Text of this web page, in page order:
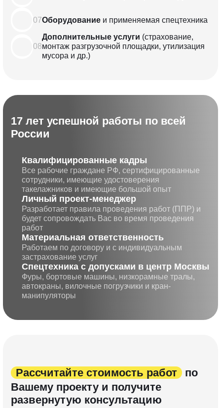
07Оборудование и применяемая спецтехника
08
Дополнительные услуги (страхование,
монтаж разгрузочной площадки, утилизация
мусора и др.)
17 лет успешной работы по всей
России
Квалифицированные кадры
Все рабочие граждане РФ, сертифицированные
сотрудники, имеющие удостоверения
такелажников и имеющие большой опыт
Личный проект-менеджер
Разработает правила проведения работ (ППР) и
будет сопровождать Вас во время проведения
работ
Матери альная ответственность
Работаем по договору и с индивидуальным
застрахование услуг
Cпецте хника с допусками в центр Москвы
Фуры, бортовые машины, низкорамные тралы,
автокраны, вилочные погрузчики и кран-
манипуляторы
Рассчитайте стоимость работ
по
Вашему проекту и получите
развернутую консультацию